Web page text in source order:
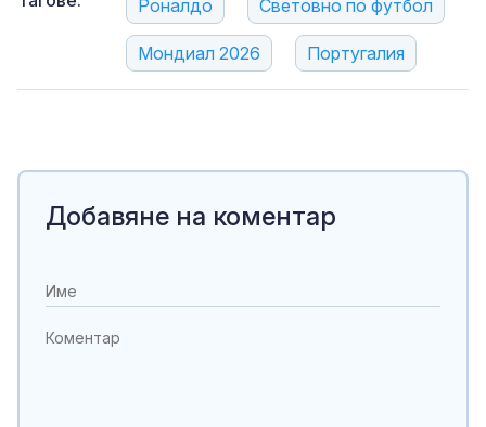
Роналдо Световно по футбол
Мондиал 2026 Португалия
Добавяне на коментар